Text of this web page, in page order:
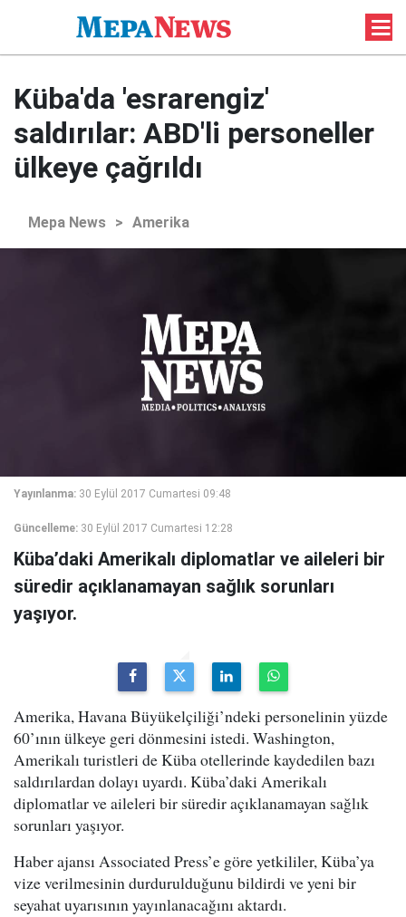
Küba'da 'esrarengiz'
saldırılar: ABD'li personeller
ülkeye çağrıldı
Mepa News > Amerika
Yayınlanma: 30 Eylül 2017 Cumartesi 09:48
Güncelleme: 30 Eylül 2017 Cumartesi 12:28
Küba’daki Amerikalı diplomatlar ve aileleri bir
süredir açıklanamayan sağlık sorunları
yaşıyor.
Amerika, Havana Büyükelçiliği’ndeki personelinin yüzde
60’ının ülkeye geri dönmesini istedi. Washington,
Amerikalı turistleri de Küba otellerinde kaydedilen bazı
saldırılardan dolayı uyardı. Küba’daki Amerikalı
diplomatlar ve aileleri bir süredir açıklanamayan sağlık
sorunları yaşıyor.
Haber ajansı Associated Press’e göre yetkililer, Küba’ya
vize verilmesinin durdurulduğunu bildirdi ve yeni bir
seyahat uyarısının yayınlanacağını aktardı.